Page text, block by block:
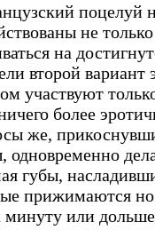
поцелуй
не
на
второй вариант
участвуют
более
же,
губы,
прижимаются
минуту или